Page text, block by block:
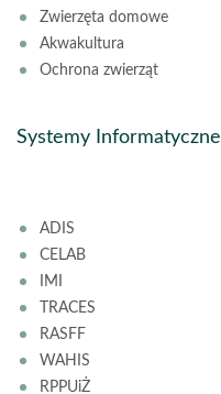
Zwierzęta domowe
Akwakultura
Ochrona zwierząt
Systemy Informatyczne
ADIS
CELAB
IMI
TRACES
RASFF
WAHIS
RPPUiŻ